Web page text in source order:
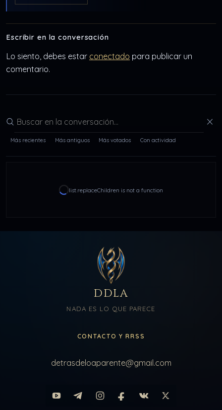
Escribir en la conversación
Lo siento, debes estar conectado para publicar un
comentario.
Buscar en la conversación
Más recientes Más antiguos Más votados Con actividad
list.replaceChildren is not a function
DDLA
NADA ES LO QUE PARECE
CONTACTO Y RRSS
detrasdeloaparente@gmail.com